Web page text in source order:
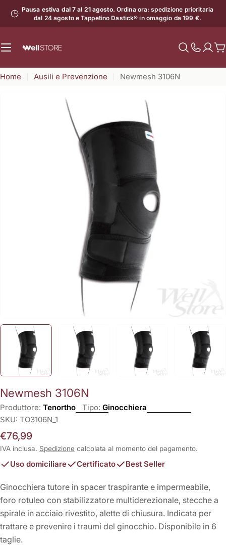
contenuto
Pausa estiva dal 7 al 21 agosto. Ordina ora: spedizione prioritaria
dal 24 agosto e Tappetino Dastick® in omaggio da 199 €.
il
Home Ausili e Prevenzione Newmesh 3106N
Apri supporto 1 in modalità modale
Newmesh 3106N
Produttore: Tenortho Tipo: Ginocchiera
SKU: TO3106N_1
Prezzo
normale
€76,99
IVA inclusa. Spedizione calcolata al momento del pagamento.
Uso domiciliare Certificato Best Seller
Ginocchiera tutore in spacer traspirante e impermeabile,
foro rotuleo con stabilizzatore multiderezionale, stecche a
spirale in acciaio rivestito, alette di chiusura. Indicata per
trattare e prevenire i traumi del ginocchio. Disponibile in 6
taglie.